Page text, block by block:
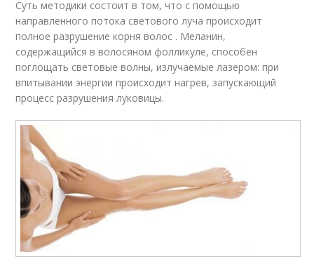
Суть методики состоит в том, что с помощью
направленного потока светового луча происходит
полное разрушение корня волос . Меланин,
содержащийся в волосяном фолликуле, способен
поглощать световые волны, излучаемые лазером: при
впитывании энергии происходит нагрев, запускающий
процесс разрушения луковицы.